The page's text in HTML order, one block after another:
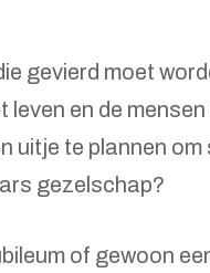
gevierd moet
en de mensen
uitje te plannen om
gezelschap?
of gewoon